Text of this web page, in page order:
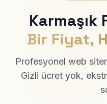
Bir Fiyat,
Profesyonel web
Gizli ücret yok,